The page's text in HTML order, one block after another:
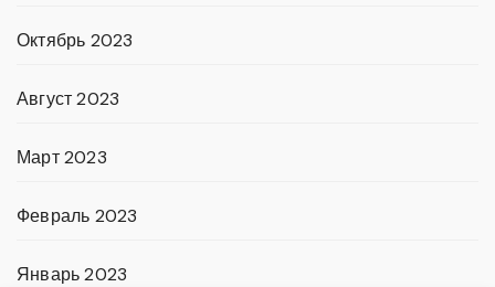
Октябрь 2023
Август 2023
Март 2023
Февраль 2023
Январь 2023